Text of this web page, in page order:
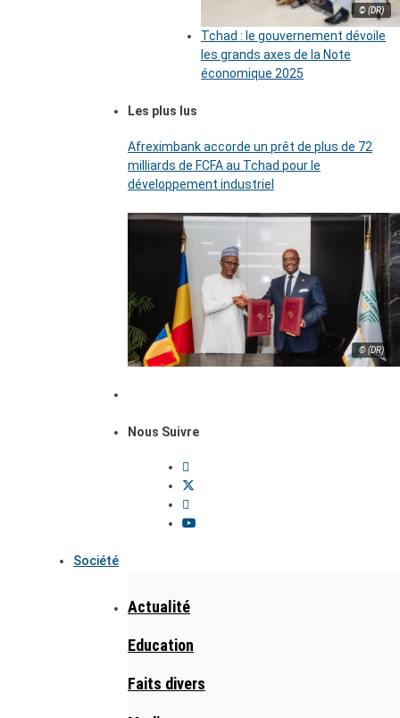
© (DR)
Tchad : le gouvernement dévoile
les grands axes de la Note
économique 2025
Les plus lus
Afreximbank accorde un prêt de plus de 72
milliards de FCFA au Tchad pour le
développement industriel
© (DR)
Nous Suivre
Société
Actualité
Education
Faits divers